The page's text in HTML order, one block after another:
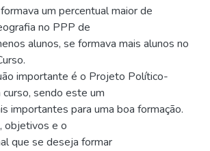
um percentual maior de
no PPP de
alunos, se formava mais alunos no
importante é o Projeto Político-
sendo este um
importantes para uma boa formação.
objetivos e o
que se deseja formar